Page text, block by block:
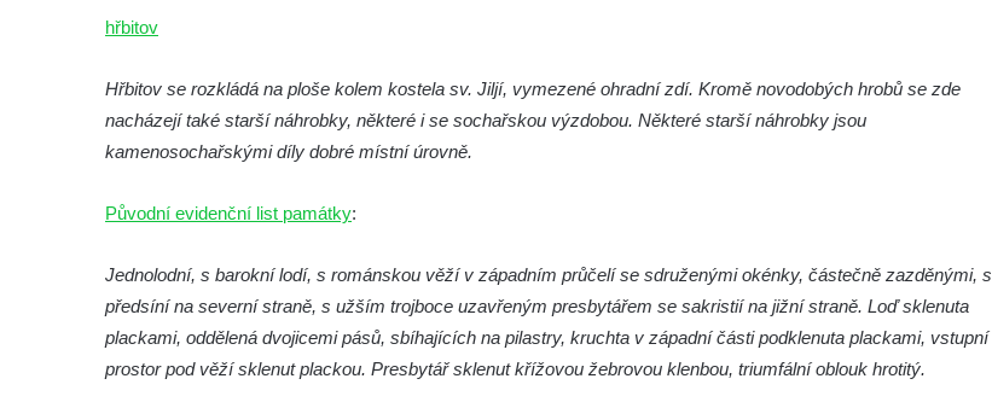
Márnice na hřbitově v Římově
Kaple v Horním Třeboníně
Kaple mezi Dolním Třebonínem a Horním
Márnice na hřbitově v Rybniště
Kaple u kostela svatého Jiljí v Lužci nad
hřbitov
Hřbitov se rozkládá na ploše kolem kostela sv. Jiljí, vymezené ohradní zdí. Kromě novodobých hrobů se zde
nacházejí také starší náhrobky, některé i se sochařskou výzdobou. Některé starší náhrobky jsou
kamenosochařskými díly dobré místní úrovně.
Původní evidenční list památky:
Jednolodní, s barokní lodí, s románskou věží v západním průčelí se sdruženými okénky, částečně zazděnými, s
předsíní na severní straně, s užším trojboce uzavřeným presbytářem se sakristií na jižní straně. Loď sklenuta
plackami, oddělená dvojicemi pásů, sbíhajících na pilastry, kruchta v západní části podklenuta plackami, vstupní
prostor pod věží sklenut plackou. Presbytář sklenut křížovou žebrovou klenbou, triumfální oblouk hrotitý.